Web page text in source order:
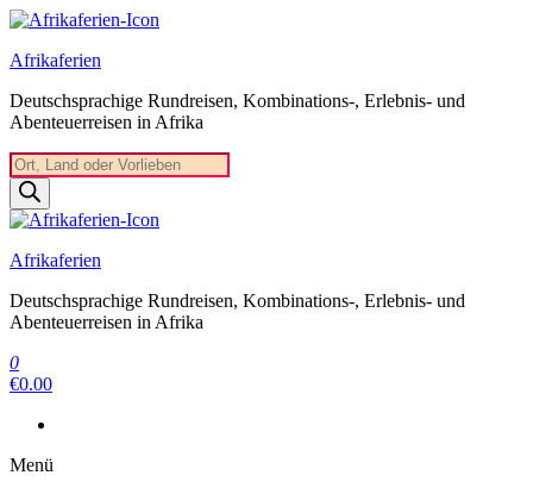
Zum
springen
Afrikaferien
Deutschsprachige Rundreisen, Kombinations-, Erlebnis- und
Abenteuerreisen in Afrika
Products
search
Afrikaferien
Deutschsprachige Rundreisen, Kombinations-, Erlebnis- und
Abenteuerreisen in Afrika
0
€0.00
Menü